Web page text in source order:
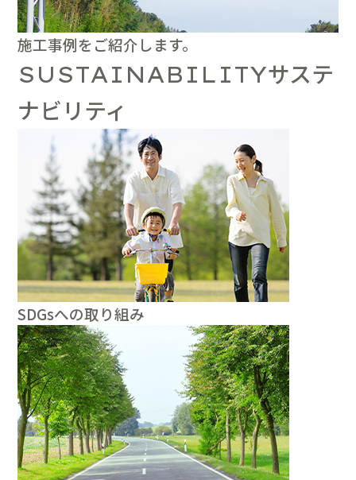
施工事例をご紹介します。
SUSTAINABILITYサステ
ナビリティ
SDGsへの取り組み